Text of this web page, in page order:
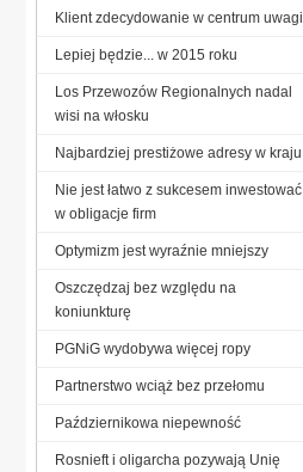
Klient zdecydowanie w centrum uwagi
Lepiej będzie... w 2015 roku
Los Przewozów Regionalnych nadal
wisi na włosku
Najbardziej prestiżowe adresy w kraju
Nie jest łatwo z sukcesem inwestować
w obligacje firm
Optymizm jest wyraźnie mniejszy
Oszczędzaj bez względu na
koniunkturę
PGNiG wydobywa więcej ropy
Partnerstwo wciąż bez przełomu
Październikowa niepewność
Rosnieft i oligarcha pozywają Unię